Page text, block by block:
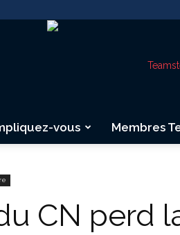
vous Membres
CN perd